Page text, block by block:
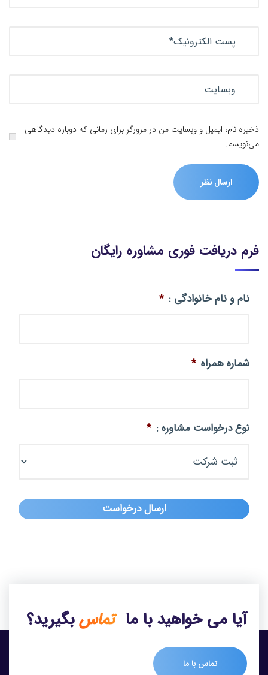
ذخیره نام، ایمیل و وبسایت من در مرورگر برای زمانی که دوباره دیدگاهی
می‌نویسم.
فرم دریافت فوری مشاوره رایگان
نام و نام خانوادگی : *
شماره همراه *
نوع درخواست مشاوره : *
آیا می خواهید با ما تماسبگیرید؟
تماس با ما